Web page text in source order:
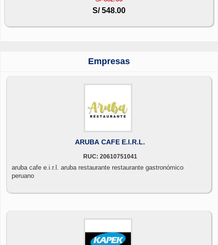
S/ 548.00
Empresas
ARUBA CAFE E.I.R.L.
RUC: 20610751041
aruba cafe e.i.r.l. aruba restaurante restaurante gastronómico
peruano